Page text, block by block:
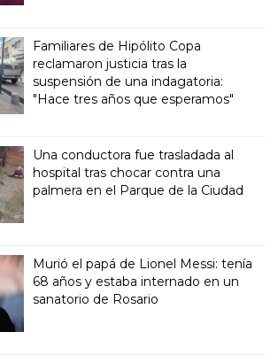
Familiares de Hipólito Copa
reclamaron justicia tras la
suspensión de una indagatoria:
"Hace tres años que esperamos"
Una conductora fue trasladada al
hospital tras chocar contra una
palmera en el Parque de la Ciudad
Murió el papá de Lionel Messi: tenía
68 años y estaba internado en un
sanatorio de Rosario